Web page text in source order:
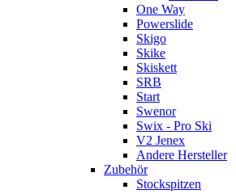
One Way
Powerslide
Skigo
Skike
Skiskett
SRB
Start
Swenor
Swix - Pro Ski
V2 Jenex
Andere Hersteller
Zubehör
Stockspitzen